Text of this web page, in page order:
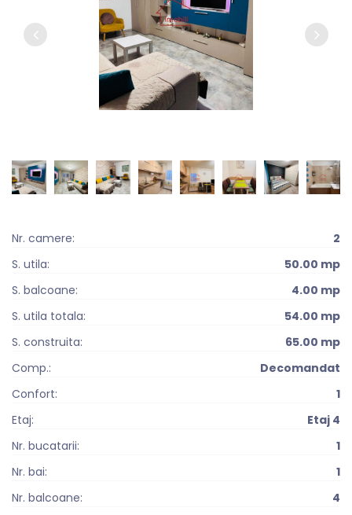
Nr. camere:
2
S. utila:
50.00 mp
S. balcoane:
4.00 mp
S. utila totala:
54.00 mp
S. construita:
65.00 mp
Comp.:
Decomandat
Confort:
1
Etaj:
Etaj 4
Nr. bucatarii:
1
Nr. bai:
1
Nr. balcoane:
4